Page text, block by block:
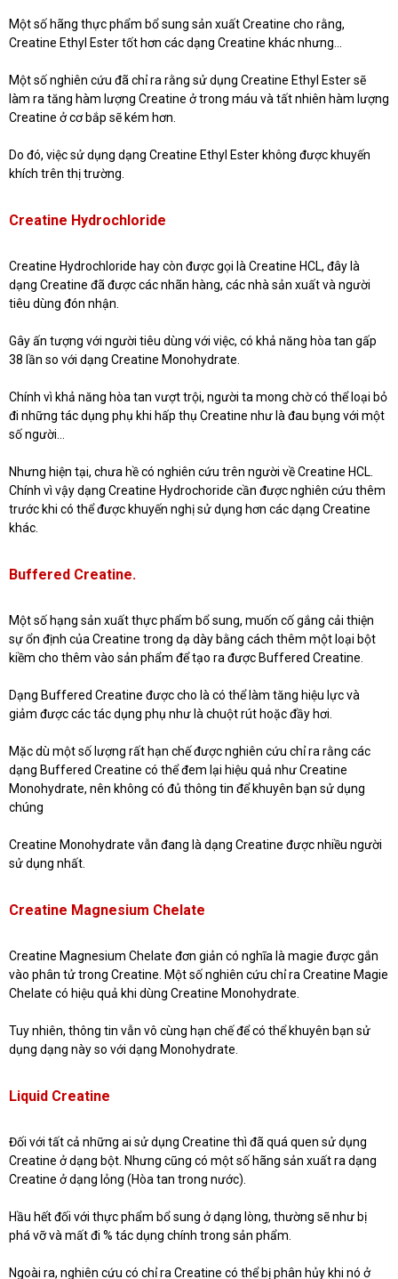
Một số hãng thực phẩm bổ sung sản xuất Creatine cho rằng,
Creatine Ethyl Ester tốt hơn các dạng Creatine khác nhưng…
Một số nghiên cứu đã chỉ ra rằng sử dụng Creatine Ethyl Ester sẽ
làm ra tăng hàm lượng Creatine ở trong máu và tất nhiên hàm lượng
Creatine ở cơ bắp sẽ kém hơn.
Do đó, việc sử dụng dạng Creatine Ethyl Ester không được khuyến
khích trên thị trường.
Creatine Hydrochloride
Creatine Hydrochloride hay còn được gọi là Creatine HCL, đây là
dạng Creatine đã được các nhãn hàng, các nhà sản xuất và người
tiêu dùng đón nhận.
Gây ấn tượng với người tiêu dùng với việc, có khả năng hòa tan gấp
38 lần so với dạng Creatine Monohydrate.
Chính vì khả năng hòa tan vượt trội, người ta mong chờ có thể loại bỏ
đi những tác dụng phụ khi hấp thụ Creatine như là đau bụng với một
số người…
Nhưng hiện tại, chưa hề có nghiên cứu trên người về Creatine HCL.
Chính vì vậy dạng Creatine Hydrochoride cần được nghiên cứu thêm
trước khi có thể được khuyến nghị sử dụng hơn các dạng Creatine
khác.
Buffered Creatine.
Một số hạng sản xuất thực phẩm bổ sung, muốn cố gắng cải thiện
sự ổn định của Creatine trong dạ dày bằng cách thêm một loại bột
kiềm cho thêm vào sản phẩm để tạo ra được Buffered Creatine.
Dạng Buffered Creatine được cho là có thể làm tăng hiệu lực và
giảm được các tác dụng phụ như là chuột rút hoặc đầy hơi.
Mặc dù một số lượng rất hạn chế được nghiên cứu chỉ ra rằng các
dạng Buffered Creatine có thể đem lại hiệu quả như Creatine
Monohydrate, nên không có đủ thông tin để khuyên bạn sử dụng
chúng
Creatine Monohydrate vẫn đang là dạng Creatine được nhiều người
sử dụng nhất.
Creatine Magnesium Chelate
Creatine Magnesium Chelate đơn giản có nghĩa là magie được gắn
vào phân tử trong Creatine. Một số nghiên cứu chỉ ra Creatine Magie
Chelate có hiệu quả khi dùng Creatine Monohydrate.
Tuy nhiên, thông tin vẫn vô cùng hạn chế để có thể khuyên bạn sử
dụng dạng này so với dạng Monohydrate.
Liquid Creatine
Đối với tất cả những ai sử dụng Creatine thì đã quá quen sử dụng
Creatine ở dạng bột. Nhưng cũng có một số hãng sản xuất ra dạng
Creatine ở dạng lỏng (Hòa tan trong nước).
Hầu hết đối với thực phẩm bổ sung ở dạng lòng, thường sẽ như bị
phá vỡ và mất đi % tác dụng chính trong sản phẩm.
Ngoài ra, nghiên cứu có chỉ ra Creatine có thể bị phân hủy khi nó ở